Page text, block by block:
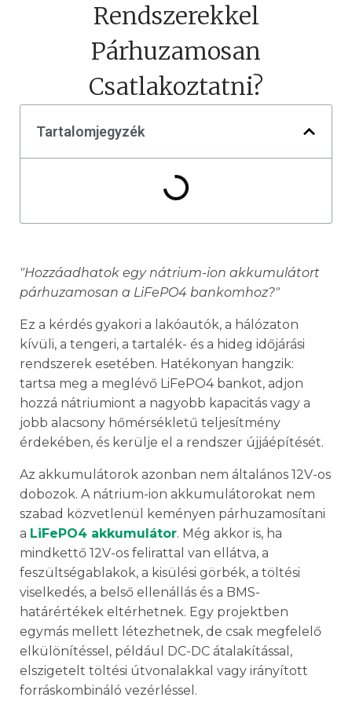
Rendszerekkel
Párhuzamosan
Csatlakoztatni?
Tartalomjegyzék
"Hozzáadhatok egy nátrium-ion akkumulátort
párhuzamosan a LiFePO4 bankomhoz?"
Ez a kérdés gyakori a lakóautók, a hálózaton
kívüli, a tengeri, a tartalék- és a hideg időjárási
rendszerek esetében. Hatékonyan hangzik:
tartsa meg a meglévő LiFePO4 bankot, adjon
hozzá nátriumiont a nagyobb kapacitás vagy a
jobb alacsony hőmérsékletű teljesítmény
érdekében, és kerülje el a rendszer újjáépítését.
Az akkumulátorok azonban nem általános 12V-os
dobozok. A nátrium-ion akkumulátorokat nem
szabad közvetlenül keményen párhuzamosítani
a LiFePO4 akkumulátor. Még akkor is, ha
mindkettő 12V-os felirattal van ellátva, a
feszültségablakok, a kisülési görbék, a töltési
viselkedés, a belső ellenállás és a BMS-
határértékek eltérhetnek. Egy projektben
egymás mellett létezhetnek, de csak megfelelő
elkülönítéssel, például DC-DC átalakítással,
elszigetelt töltési útvonalakkal vagy irányított
forráskombináló vezérléssel.